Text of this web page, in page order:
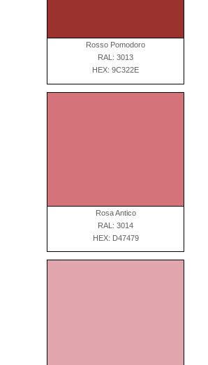
Rosso Pomodoro
RAL: 3013
HEX: 9C322E
Rosa Antico
RAL: 3014
HEX: D47479